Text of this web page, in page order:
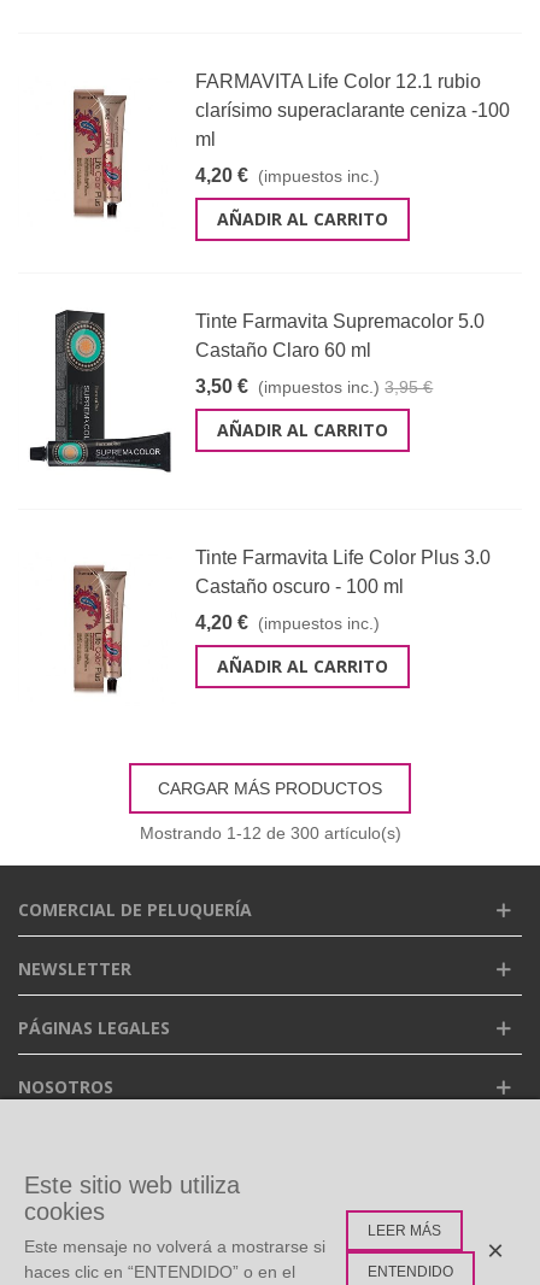
FARMAVITA Life Color 12.1 rubio
clarísimo superaclarante ceniza -100
ml
4,20 € (impuestos inc.)
AÑADIR AL CARRITO
Tinte Farmavita Supremacolor 5.0
Castaño Claro 60 ml
3,50 € (impuestos inc.) 3,95 €
AÑADIR AL CARRITO
Tinte Farmavita Life Color Plus 3.0
Castaño oscuro - 100 ml
4,20 € (impuestos inc.)
AÑADIR AL CARRITO
CARGAR MÁS PRODUCTOS
Mostrando 1-12 de 300 artículo(s)
COMERCIAL DE PELUQUERÍA
NEWSLETTER
PÁGINAS LEGALES
NOSOTROS
ETIQUETAS POPULARES
Este sitio web utiliza
cookies
Este mensaje no volverá a mostrarse si
haces clic en “ENTENDIDO” o en el
LEER MÁS
ENTENDIDO
×